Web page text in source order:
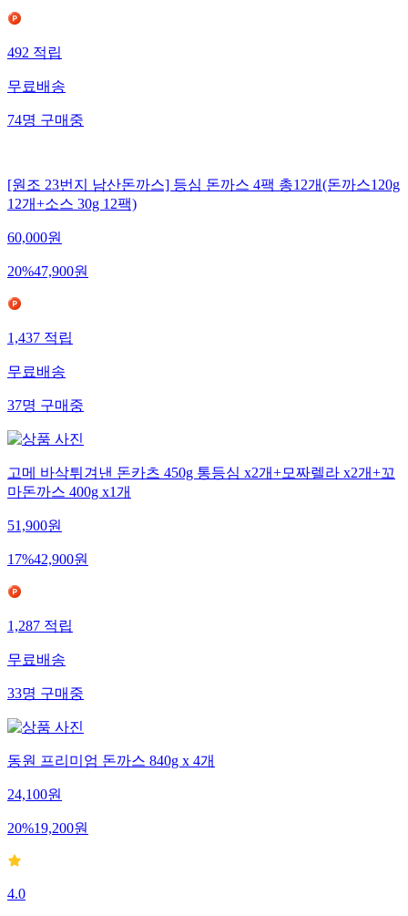
492적립
무료배송
74명구매중
[원조 23번지 남산돈까스] 등심 돈까스 4팩 총12개(돈까스120g
12개+소스 30g 12팩)
60,000원
20%47,900원
1,437적립
무료배송
37명구매중
고메 바삭튀겨낸 돈카츠 450g 통등심 x2개+모짜렐라 x2개+꼬
마돈까스 400g x1개
51,900원
17%42,900원
1,287적립
무료배송
33명구매중
동원 프리미엄 돈까스 840g x 4개
24,100원
20%19,200원
4.0